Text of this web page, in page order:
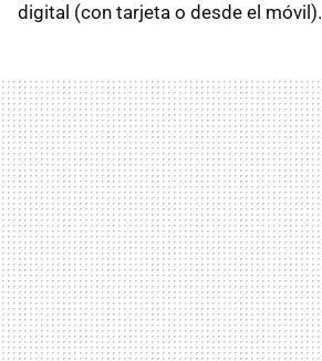
digital (con tarjeta o desde el móvil).